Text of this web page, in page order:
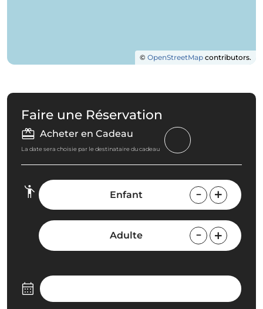
© OpenStreetMap contributors.
Faire une Réservation
Acheter en Cadeau
La date sera choisie par le destinataire du cadeau
Enfant
Adulte